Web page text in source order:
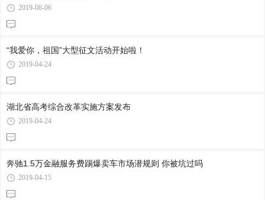
2019-08-06
“我爱你，祖国”大型征文活动开始啦！
2019-04-24
湖北省高考综合改革实施方案发布
2019-04-24
奔驰1.5万金融服务费踢爆卖车市场潜规则 你被坑过吗
2019-04-15